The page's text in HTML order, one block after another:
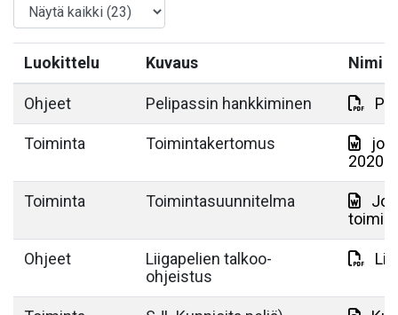
Luokittelu Kuvaus Nimi
Ohjeet Pelipassin hankkiminen
Toiminta Toimintakertomus
Toiminta Toimintasuunnitelma
Ohjeet
Liigapelien talkoo-
ohjeistus